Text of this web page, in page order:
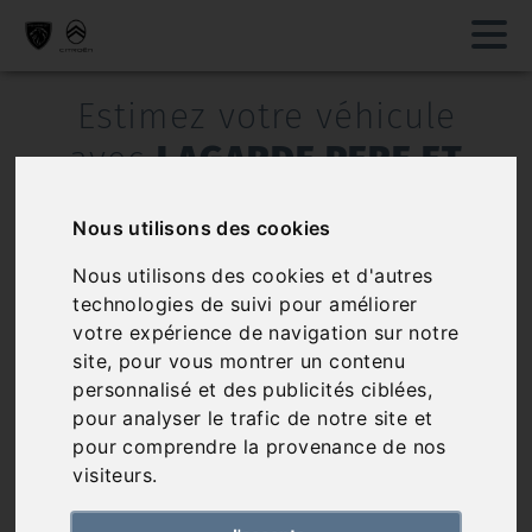
Nous utilisons des cookies
Nous utilisons des cookies et d'autres
technologies de suivi pour améliorer
votre expérience de navigation sur notre
site, pour vous montrer un contenu
personnalisé et des publicités ciblées,
pour analyser le trafic de notre site et
pour comprendre la provenance de nos
visiteurs.
Estimez votre véhicule
avecLAGARDE PERE ET
Estimation en ligne gratuite et sans
engagement
Recevez l'estimation gratuite de votre
vous proposons un prix de reprise sans